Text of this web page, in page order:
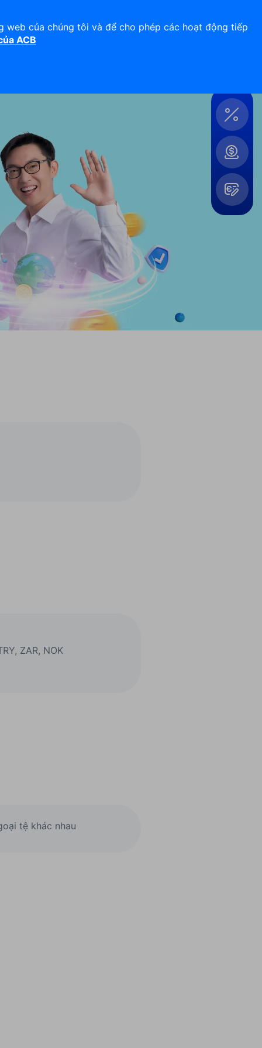
ZAR, NOK
tệ khác nhau
Tiện
ích
Mở
của chúng tôi và để cho phép các hoạt động tiếp
ACB